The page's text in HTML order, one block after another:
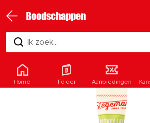
Boodschappen
Ik zoek...
Home Folder Aanbiedingen